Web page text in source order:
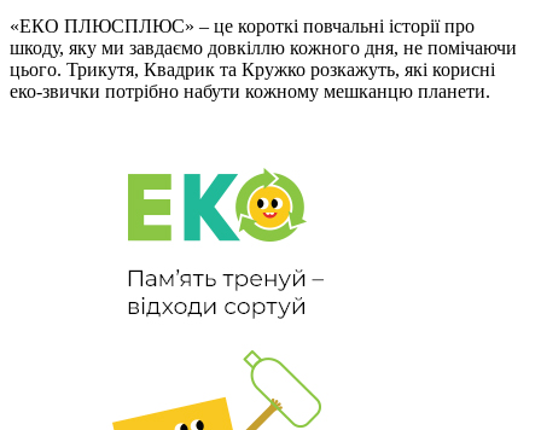
«ЕКО ПЛЮСПЛЮС» – це короткі повчальні історії про
шкоду, яку ми завдаємо довкіллю кожного дня, не помічаючи
цього. Трикутя, Квадрик та Кружко розкажуть, які корисні
еко-звички потрібно набути кожному мешканцю планети.